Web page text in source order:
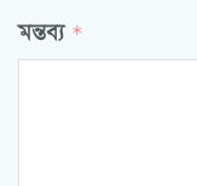
মন্তব্য *